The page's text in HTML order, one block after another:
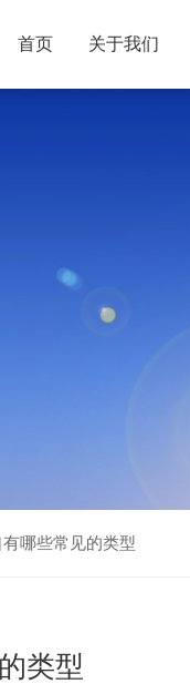
首页 关于我们
哪些常见的类型
类型